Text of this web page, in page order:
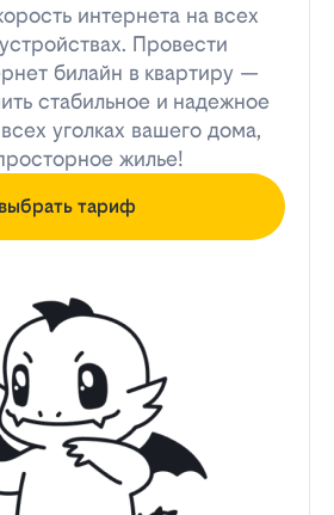
интернета на всех
Провести
билайн в квартиру —
стабильное и надежное
уголках вашего дома,
жилье!
выбрать тариф